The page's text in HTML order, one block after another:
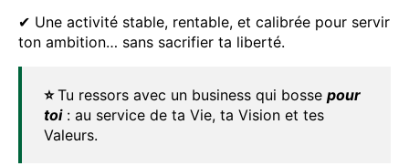
✔ Une activité stable, rentable, et calibrée pour servir
ton ambition… sans sacrifier ta liberté.
⭐Tu ressors avec un business qui bosse pour
toi: au service de ta Vie, ta Vision et tes
Valeurs.